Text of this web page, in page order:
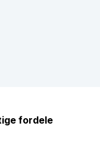
fordele